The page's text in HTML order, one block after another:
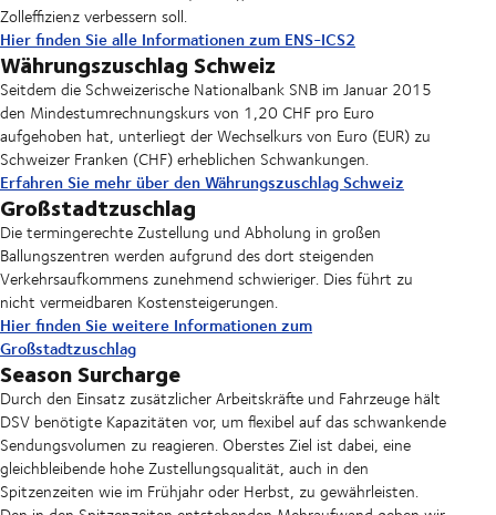
Zolleffizienz verbessern soll.
Hier finden Sie alle Informationen zum ENS-ICS2
Währungszuschlag Schweiz
Seitdem die Schweizerische Nationalbank SNB im Januar 2015
den Mindestumrechnungskurs von 1,20 CHF pro Euro
aufgehoben hat, unterliegt der Wechselkurs von Euro (EUR) zu
Schweizer Franken (CHF) erheblichen Schwankungen.
Erfahren Sie mehr über den Währungszuschlag Schweiz
Großstadtzuschlag
Die termingerechte Zustellung und Abholung in großen
Ballungszentren werden aufgrund des dort steigenden
Verkehrsaufkommens zunehmend schwieriger. Dies führt zu
nicht vermeidbaren Kostensteigerungen.
Hier finden Sie weitere Informationen zum
Großstadtzuschlag
Season Surcharge
Durch den Einsatz zusätzlicher Arbeitskräfte und Fahrzeuge hält
DSV benötigte Kapazitäten vor, um flexibel auf das schwankende
Sendungsvolumen zu reagieren. Oberstes Ziel ist dabei, eine
gleichbleibende hohe Zustellungsqualität, auch in den
Spitzenzeiten wie im Frühjahr oder Herbst, zu gewährleisten.